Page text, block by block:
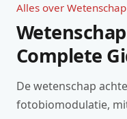
Alles over
Complete
De wetenschap
fotobiomodulatie,